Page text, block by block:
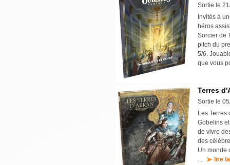
Sortie le
Invités à
héros
Sorcier de
pitch du
5/6.
que vous
Terres
Sortie le
Les Terres
Gobelins
de vivre
des
Un monde
...
lire